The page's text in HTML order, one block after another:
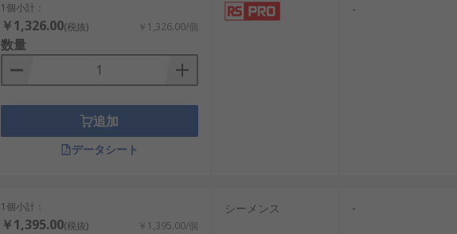
1個小計：
￥1,326.00(税抜) ￥1,326.00/個
数量
追加
データシート
-
1個小計：
￥1,395.00(税抜) ￥1,395.00/個
シーメンス -